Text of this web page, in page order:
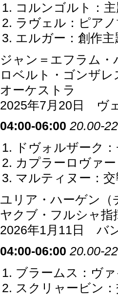
コルンゴルト：
ラヴェル：ピア
エルガー：創作
ジャン＝エフラム
ロベルト・ゴンザ
オーケストラ
2025年7月20日 ヴ
04:00-06:00 20.00-
ドヴォルザーク
カプラーロヴァ
マルティヌー：
ユリア・ハーゲン（
ヤクブ・フルシャ指
2026年1月11日 バ
04:00-06:00 20.00-
ブラームス：ヴ
スクリャービン